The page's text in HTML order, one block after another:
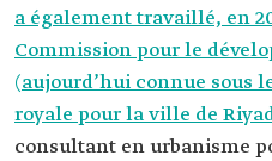
a également travaillé, en
Commission pour le
(aujourd’hui connue sous
royale pour la ville de
consultant en urbanisme